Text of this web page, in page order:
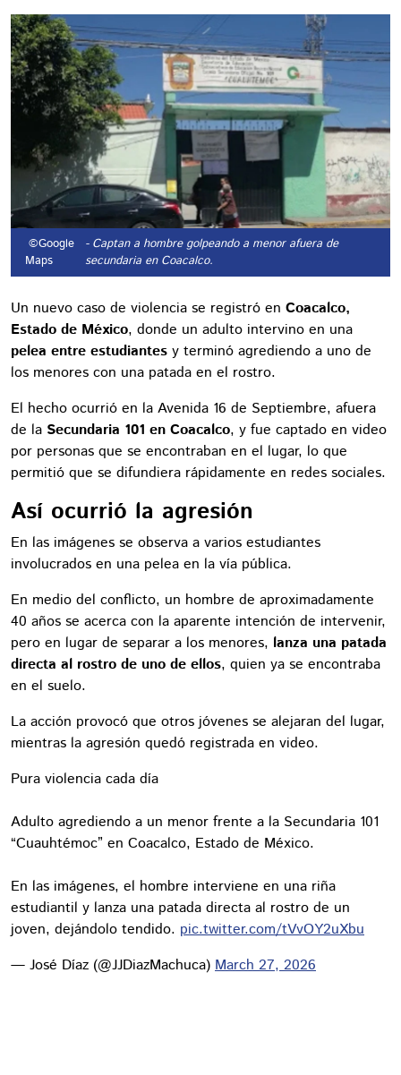
©Google
Maps
- Captan a hombre golpeando a menor afuera de
secundaria en Coacalco.
Un nuevo caso de violencia se registró en Coacalco,
Estado de México, donde un adulto intervino en una
pelea entre estudiantes y terminó agrediendo a uno de
los menores con una patada en el rostro.
El hecho ocurrió en la Avenida 16 de Septiembre, afuera
de la Secundaria 101 en Coacalco, y fue captado en video
por personas que se encontraban en el lugar, lo que
permitió que se difundiera rápidamente en redes sociales.
Así ocurrió la agresión
En las imágenes se observa a varios estudiantes
involucrados en una pelea en la vía pública.
En medio del conflicto, un hombre de aproximadamente
40 años se acerca con la aparente intención de intervenir,
pero en lugar de separar a los menores, lanza una patada
directa al rostro de uno de ellos, quien ya se encontraba
en el suelo.
La acción provocó que otros jóvenes se alejaran del lugar,
mientras la agresión quedó registrada en video.
Pura violencia cada día
Adulto agrediendo a un menor frente a la Secundaria 101
“Cuauhtémoc” en Coacalco, Estado de México.
En las imágenes, el hombre interviene en una riña
estudiantil y lanza una patada directa al rostro de un
joven, dejándolo tendido. pic.twitter.com/tVvOY2uXbu
— José Díaz (@JJDiazMachuca) March 27, 2026